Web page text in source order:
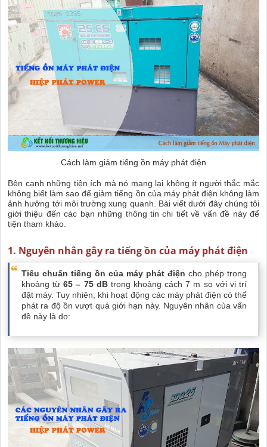
Cách làm giảm tiếng ồn máy phát điện
Bên cạnh những tiện ích mà nó mang lại không ít người thắc mắc
không biết làm sao để giảm tiếng ồn của máy phát điện không làm
ảnh hưởng tới môi trường xung quanh. Bài viết dưới đây chúng tôi
giới thiệu đến các bạn những thông tin chi tiết về vấn đề này để
tiện tham khảo.
1. Nguyên nhân gây ra tiếng ồn của máy phát điện
Tiêu chuẩn tiếng ồn của máy phát điện cho phép trong
khoảng từ65 – 75 dBtrong khoảng cách 7 m so với vị trí
đặt máy. Tuy nhiên, khi hoạt động các máy phát điện có thể
phát ra độ ồn vượt quá giới hạn này. Nguyên nhân của vấn
đề này là do: